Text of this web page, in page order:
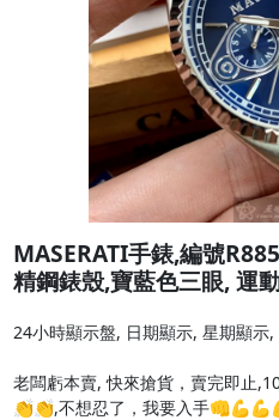
Previous
MASERATI手錶,編號
精鋼錶殼,寶藍色三眼, 運
24小時顯示盤, 日期顯示, 星期顯示
老闆虧本賣, 快來搶貨，賣完即
👏👏,不想忍了，我要入手